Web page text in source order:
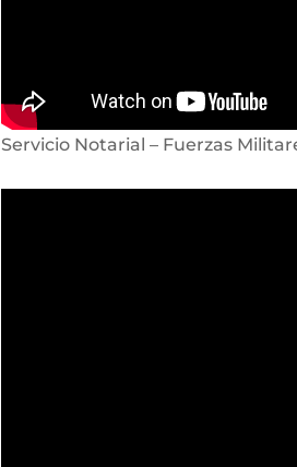
Servicio Notarial – Fuerzas